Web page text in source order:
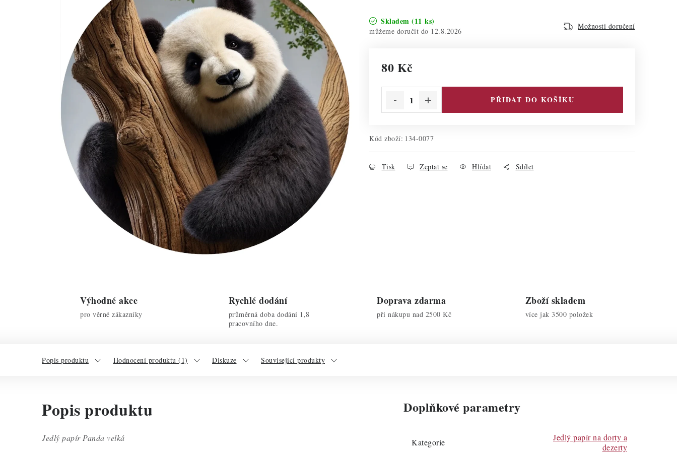
Skladem (11 ks)
12.8.2026
Možnosti doručení
80 Kč
PŘIDAT DO KOŠÍKU
Kód zboží: 134-0077
Tisk Zeptat se Hlídat Sdílet
Výhodné akce
pro věrné zákazníky
Rychlé dodání
průměrná doba dodání 1,8
pracovního dne.
Doprava zdarma
při nákupu nad 2500 Kč
Zboží skladem
více jak 3500 položek
Popis produktu Hodnocení produktu (1) Diskuze Související produkty
Popis produktu
Jedlý papír Panda velká
Doplňkové parametry
Kategorie
Jedlý papír na dorty a
dezerty